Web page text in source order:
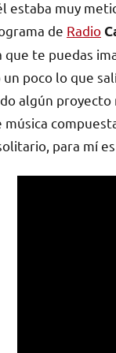
estaba muy
de Radio
que te puedas
poco lo que
algún
para mí